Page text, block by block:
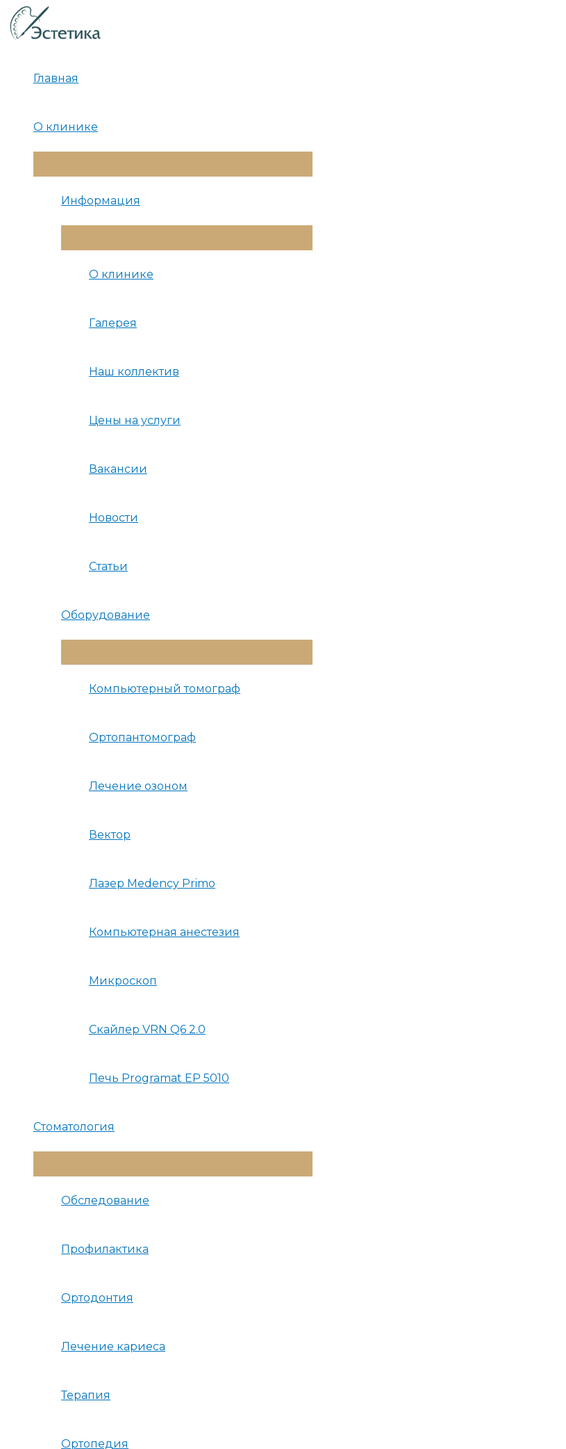
Перейти
к
содержимому
Главная
О клинике
Меню
Информация
Меню
О клинике
Галерея
Наш коллектив
Цены на услуги
Вакансии
Новости
Статьи
Оборудование
Меню
Компьютерный томограф
Ортопантомограф
Лечение озоном
Вектор
Лазер Medency Primo
Компьютерная анестезия
Микроскоп
Скайлер VRN Q6 2.0
Печь Programat EP 5010
Стоматология
Меню
Обследование
Профилактика
Ортодонтия
Лечение кариеса
Терапия
Ортопедия